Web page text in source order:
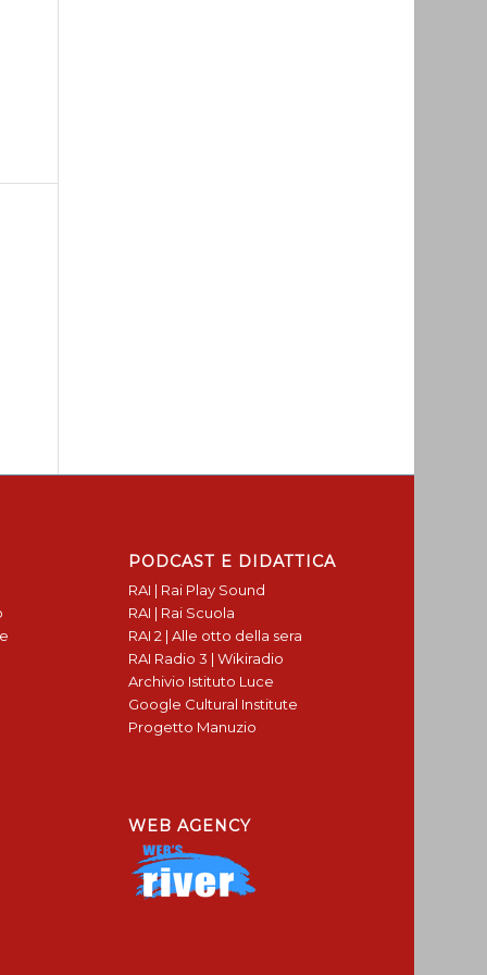
PODCAST E DIDATTICA
RAI | Rai Play Sound
RAI | Rai Scuola
RAI 2 | Alle otto della sera
RAI Radio 3 | Wikiradio
Archivio Istituto Luce
Google Cultural Institute
Progetto Manuzio
WEB AGENCY